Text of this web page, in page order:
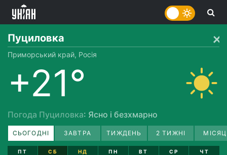
Пуциловка
Приморський край, Росія
+21°
Погода Пуциловка: Ясно і безхмарно
СЬОГОДНІ ЗАВТРА ТИЖДЕНЬ 2 ТИЖНІ
ПТ
СБ
НД
ПН
ВТ
СР
ЧТ